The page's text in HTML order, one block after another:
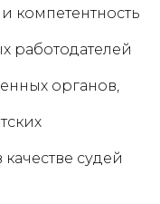
компетентность
работодателей
органов,
судей